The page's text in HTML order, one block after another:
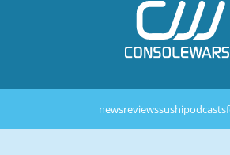
newsreviewssushipodcasts